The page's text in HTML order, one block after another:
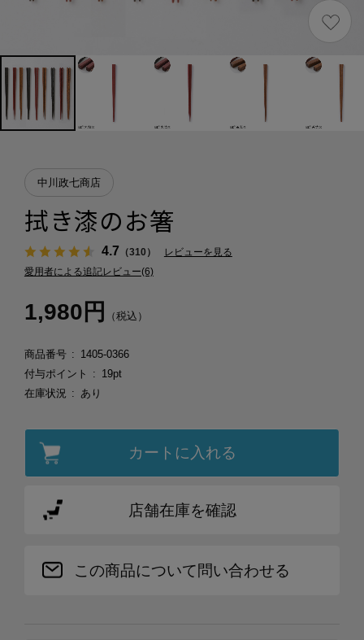
中川政七商店
拭き漆のお箸
4.7 （310）
レビューを見る
愛用者による追記レビュー(6)
1,980円 （税込）
商品番号
1405-0366
付与ポイント
19pt
在庫状況
あり
カートに入れる
店舗在庫を確認
この商品について問い合わせる